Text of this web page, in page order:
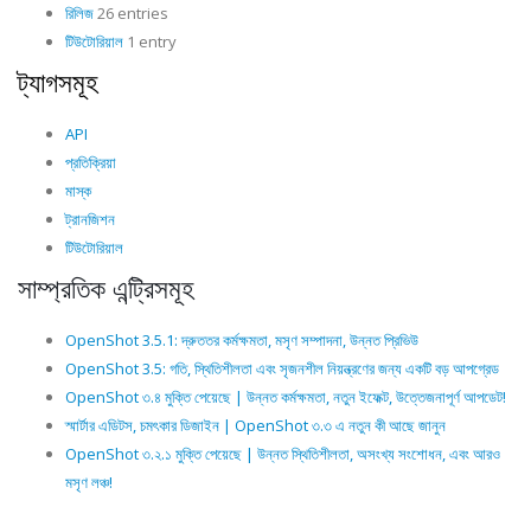
রিলিজ26 entries
টিউটোরিয়াল 1 entry
ট্যাগসমূহ
API
প্রতিক্রিয়া
মাস্ক
ট্রানজিশন
টিউটোরিয়াল
সাম্প্রতিক এন্ট্রিসমূহ
OpenShot 3.5.1: দ্রুততর কর্মক্ষমতা, মসৃণ সম্পাদনা, উন্নত প্রিভিউ
OpenShot 3.5: গতি, স্থিতিশীলতা এবং সৃজনশীল নিয়ন্ত্রণের জন্য একটি বড় আপগ্রেড
OpenShot ৩.৪ মুক্তি পেয়েছে | উন্নত কর্মক্ষমতা, নতুন ইফেক্ট, উত্তেজনাপূর্ণ আপডেট!
স্মার্টার এডিটস, চমৎকার ডিজাইন | OpenShot ৩.৩ এ নতুন কী আছে জানুন
OpenShot ৩.২.১ মুক্তি পেয়েছে | উন্নত স্থিতিশীলতা, অসংখ্য সংশোধন, এবং আরও
মসৃণ লঞ্চ!